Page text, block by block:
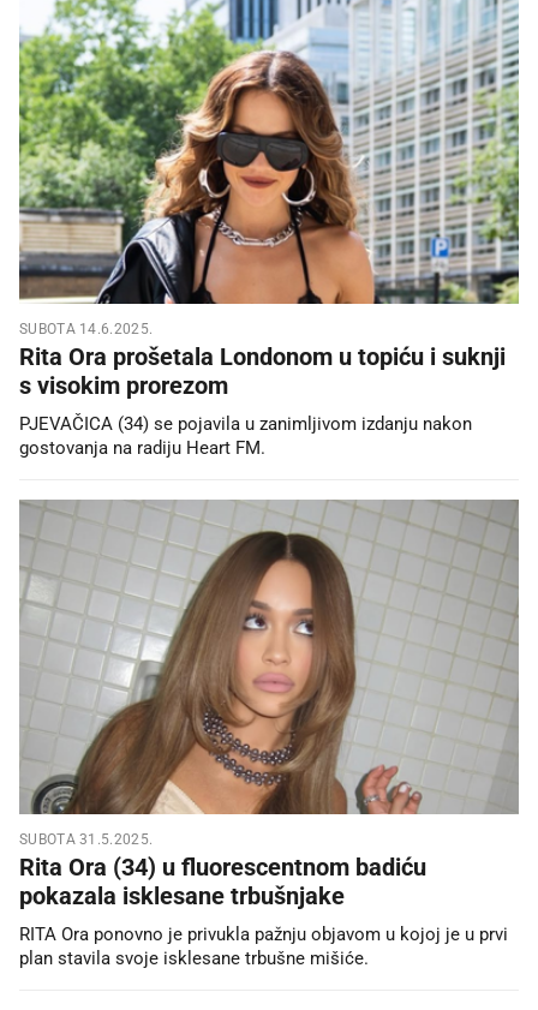
SUBOTA 14.6.2025.
Rita Ora prošetala Londonom u topiću i suknji
s visokim prorezom
PJEVAČICA (34) se pojavila u zanimljivom izdanju nakon
gostovanja na radiju Heart FM.
SUBOTA 31.5.2025.
Rita Ora (34) u fluorescentnom badiću
pokazala isklesane trbušnjake
RITA Ora ponovno je privukla pažnju objavom u kojoj je u prvi
plan stavila svoje isklesane trbušne mišiće.